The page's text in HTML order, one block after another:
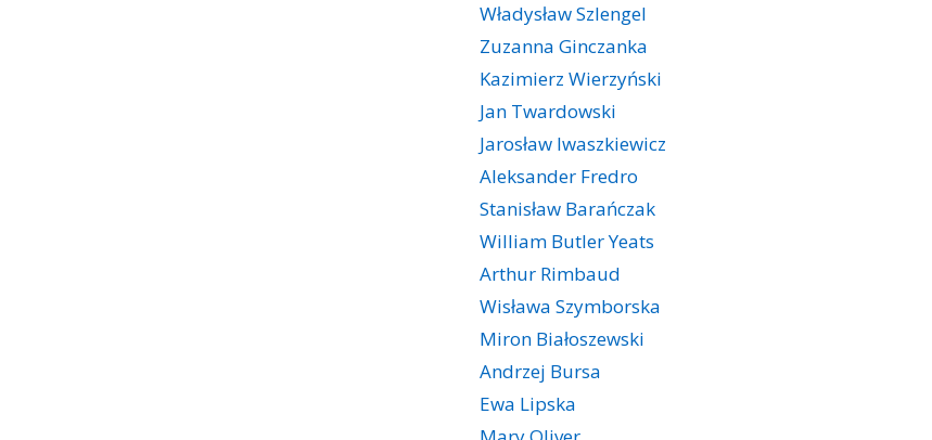
Władysław Szlengel
Zuzanna Ginczanka
Kazimierz Wierzyński
Jan Twardowski
Jarosław Iwaszkiewicz
Aleksander Fredro
Stanisław Barańczak
William Butler Yeats
Arthur Rimbaud
Wisława Szymborska
Miron Białoszewski
Andrzej Bursa
Ewa Lipska